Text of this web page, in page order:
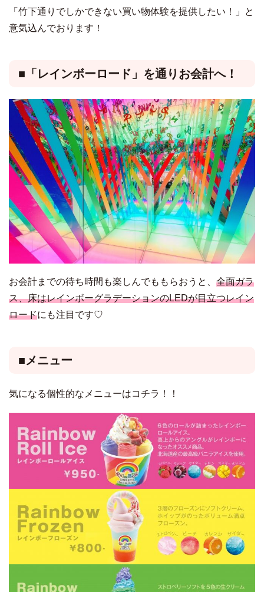
「竹下通りでしかできない買い物体験を提供したい！」と
意気込んでおります！
■「レインボーロード」を通りお会計へ！
お会計までの待ち時間も楽しんでももらおうと、 全面ガラ
ス、床はレインボーグラデーションのLEDが目立つレイン
ロードにも注目です♡
■メニュー
気になる個性的なメニューはコチラ！！